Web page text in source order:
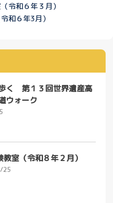
令和６年３月）
和６年3月）
く 第１３回世界遺産高
ウォーク
室（令和８年２月）
25